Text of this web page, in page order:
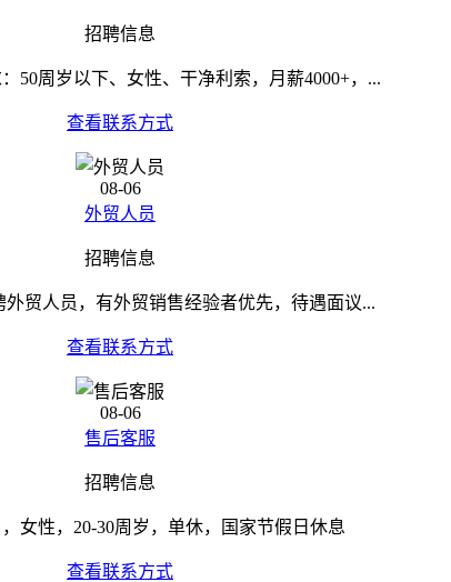
招聘信息
50周岁以下、女性、干净利索，月薪4000+，...
查看联系方式
08-06
外贸人员
招聘信息
贸人员，有外贸销售经验者优先，待遇面议...
查看联系方式
08-06
售后客服
招聘信息
女性，20-30周岁，单休，国家节假日休息
查看联系方式